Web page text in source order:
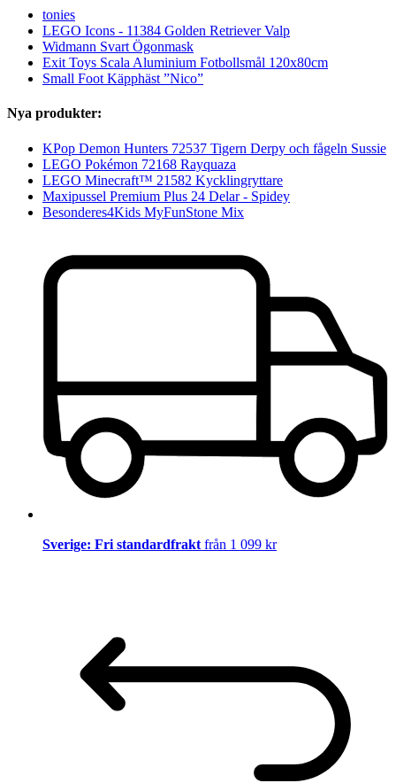
tonies
LEGO Icons - 11384 Golden Retriever Valp
Widmann Svart Ögonmask
Exit Toys Scala Aluminium Fotbollsmål 120x80cm
Small Foot Käpphäst ”Nico”
Nya produkter:
KPop Demon Hunters 72537 Tigern Derpy och fågeln Sussie
LEGO Pokémon 72168 Rayquaza
LEGO Minecraft™ 21582 Kycklingryttare
Maxipussel Premium Plus 24 Delar - Spidey
Besonderes4Kids MyFunStone Mix
Sverige: Fri standardfrakt från 1 099 kr